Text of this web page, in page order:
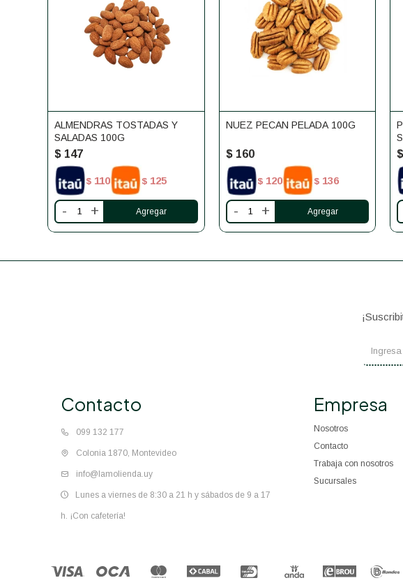
ALMENDRAS TOSTADAS Y
SALADAS 100G
$ 147
$ 110 $ 125
- +
NUEZ PECAN PELADA 100G
$ 160
$ 120 $ 136
- +
$
Contacto
099 132 177
Colonia 1870, Montevideo
info@lamolienda.uy
Lunes a viernes de 8:30 a 21 h y sábados de 9 a 17
h. ¡Con cafetería!
Empresa
Nosotros
Contacto
Trabaja con nosotros
Sucursales